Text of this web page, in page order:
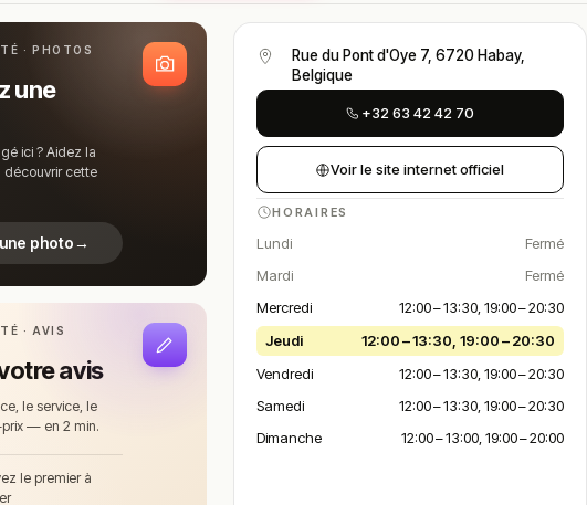
· PHOTOS
une
ici ? Aidez la
découvrir cette
photo→
· AVIS
avis
le service, le
— en 2 min.
le premier à
Rue du Pont d'Oye 7, 6720 Habay,
Belgique
+32 63 42 42 70
Voir le site internet officiel
HORAIRES
Lundi
Fermé
Mardi
Fermé
Mercredi
12:00 – 13:30, 19:00 – 20:30
Jeudi
12:00 – 13:30, 19:00 – 20:30
Vendredi
12:00 – 13:30, 19:00 – 20:30
Samedi
12:00 – 13:30, 19:00 – 20:30
Dimanche
12:00 – 13:00, 19:00 – 20:00